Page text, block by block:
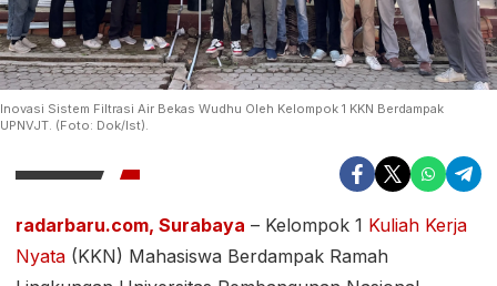
Inovasi Sistem Filtrasi Air Bekas Wudhu Oleh Kelompok 1 KKN Berdampak
UPNVJT. (Foto: Dok/Ist).
radarbaru.com, Surabaya – Kelompok 1 Kuliah Kerja
Nyata (KKN) Mahasiswa Berdampak Ramah